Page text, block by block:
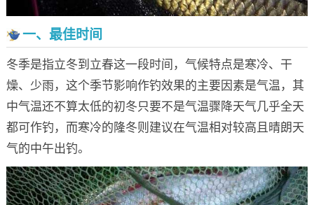
一、最佳时间
冬季是指立冬到立春这一段时间，气候特点是寒冷、干
燥、少雨，这个季节影响作钓效果的主要因素是气温，其
中气温还不算太低的初冬只要不是气温骤降天气几乎全天
都可作钓，而寒冷的隆冬则建议在气温相对较高且晴朗天
气的中午出钓。